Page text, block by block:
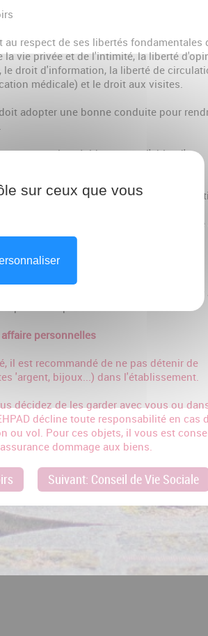
au respect de ses libertés fondamentales
la vie privée et de l'intimité, la liberté
le droit d'information, la liberté de
médicale) et le droit aux visites.
adopter une bonne conduite pour
les résidents sont l'objet d'un
à la loi du 6 janvier 1978, peuvent
à ces données et ont un droit de
d'objet d'un cadre de protection conforme
de ne pas garder vos objet de valeur
personnelles
il est recommandé de ne pas détenir de
'argent, bijoux...) dans l'établissement.
décidez de les garder avec vous ou
décline toute responsabilité en cas
ou vol. Pour ces objets, il vous est
dommage aux biens.
Suivant: Conseil de Vie Sociale
sur ceux que vous